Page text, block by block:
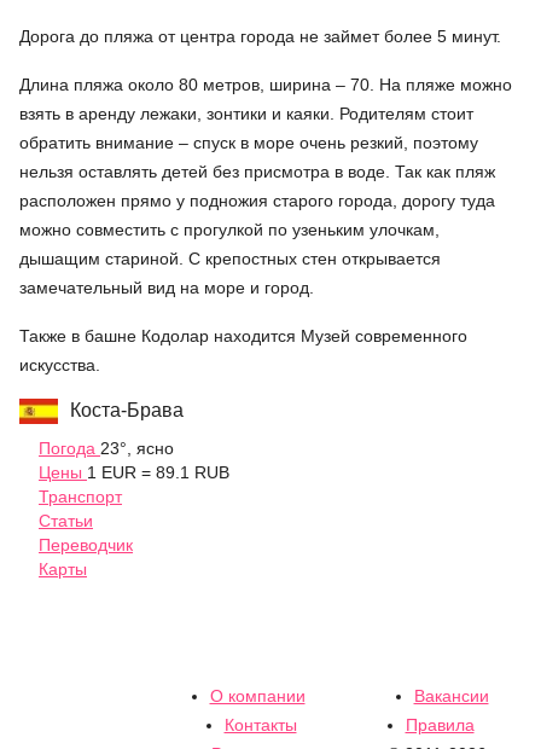
Дорога до пляжа от центра города не займет более 5 минут.
Длина пляжа около 80 метров, ширина – 70. На пляже можно
взять в аренду лежаки, зонтики и каяки. Родителям стоит
обратить внимание – спуск в море очень резкий, поэтому
нельзя оставлять детей без присмотра в воде. Так как пляж
расположен прямо у подножия старого города, дорогу туда
можно совместить с прогулкой по узеньким улочкам,
дышащим стариной. С крепостных стен открывается
замечательный вид на море и город.
Также в башне Кодолар находится Музей современного
искусства.
Коста-Брава
Погода 23°, ясно
Цены 1 EUR = 89.1 RUB
Транспорт
Статьи
Переводчик
Карты
О компании
Вакансии
Контакты
Правила